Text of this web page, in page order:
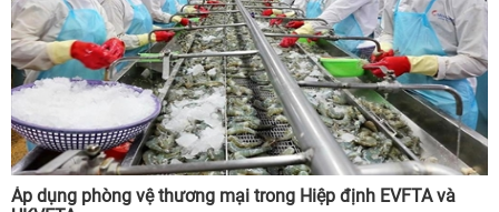
Áp dụng phòng vệ thương mại trong Hiệp định EVFTA và